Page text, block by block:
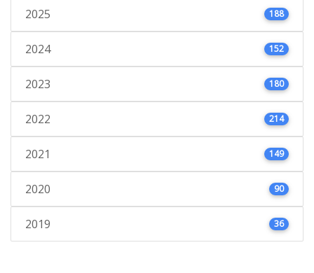
2025 188
2024 152
2023 180
2022 214
2021 149
2020 90
2019 36